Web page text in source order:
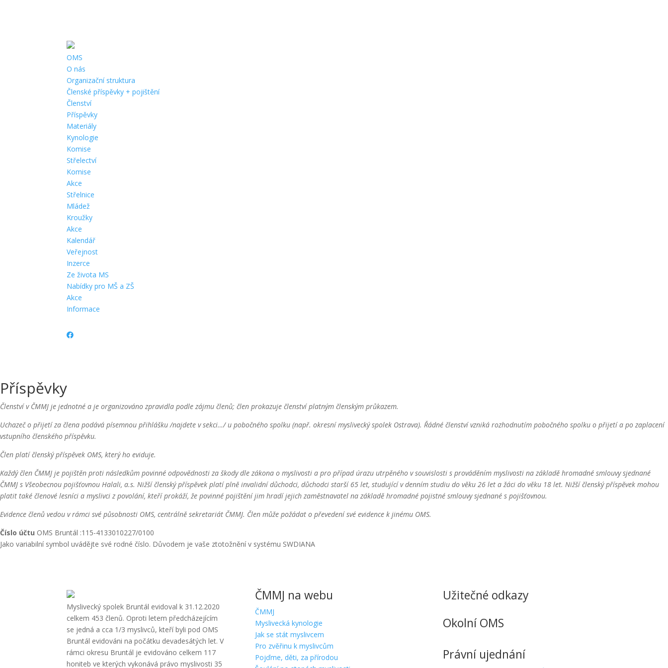
OMS
O nás
Organizační struktura
Členské příspěvky + pojištění
Členství
Příspěvky
Materiály
Kynologie
Komise
Střelectví
Komise
Akce
Střelnice
Mládež
Kroužky
Akce
Kalendář
Veřejnost
Inzerce
Ze života MS
Nabídky pro MŠ a ZŠ
Akce
Informace
Příspěvky
Členství v ČMMJ je jednotné a je organizováno zpravidla podle zájmu členů; člen prokazuje členství platným členským průkazem.
Uchazeč o přijetí za člena podává písemnou přihlášku /najdete v sekci…/ u pobočného spolku (např. okresní myslivecký spolek Ostrava). Řádné členství vzniká rozhodnutím pobočného spolku o přijetí a po zaplacení
vstupního členského příspěvku.
Člen platí členský příspěvek OMS, který ho eviduje.
Každý člen ČMMJ je pojištěn proti následkům povinné odpovědnosti za škody dle zákona o myslivosti a pro případ úrazu utrpěného v souvislosti s prováděním myslivosti na základě hromadné smlouvy sjednané
ČMMJ s Všeobecnou pojišťovnou Halali, a.s. Nižší členský příspěvek platí plně invalidní důchodci, důchodci starší 65 let, studující v denním studiu do věku 26 let a žáci do věku 18 let. Nižší členský příspěvek mohou
platit také členové lesníci a myslivci z povolání, kteří prokáží, že povinné pojištění jim hradí jejich zaměstnavatel na základě hromadné pojistné smlouvy sjednané s pojišťovnou.
Evidence členů vedou v rámci své působnosti OMS, centrálně sekretariát ČMMJ. Člen může požádat o převedení své evidence k jinému OMS.
Číslo účtu OMS Bruntál :115-4133010227/0100
Jako variabilní symbol uvádějte své rodné číslo. Důvodem je vaše ztotožnění v systému SWDIANA
Myslivecký spolek Bruntál evidoval k 31.12.2020
celkem 453 členů. Oproti letem předcházejícím
se jedná a cca 1/3 myslivců, kteří byli pod OMS
Bruntál evidováni na počátku devadesátých let. V
rámci okresu Bruntál je evidováno celkem 117
honiteb ve kterých vykonává právo myslivosti 35
ČMMJ na webu
ČMMJ
Myslivecká kynologie
Jak se stát myslivcem
Pro zvěřinu k myslivcům
Pojďme, děti, za přírodou
Užitečné odkazy
Okolní OMS
Právní ujednání